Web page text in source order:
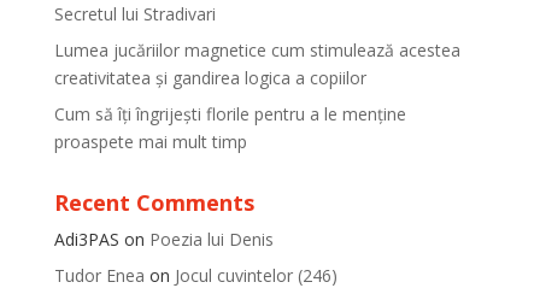
Secretul lui Stradivari
Lumea jucăriilor magnetice cum stimulează acestea
creativitatea și gandirea logica a copiilor
Cum să îți îngrijești florile pentru a le menține
proaspete mai mult timp
Recent Comments
Adi3PAS on Poezia lui Denis
Tudor Enea on Jocul cuvintelor (246)